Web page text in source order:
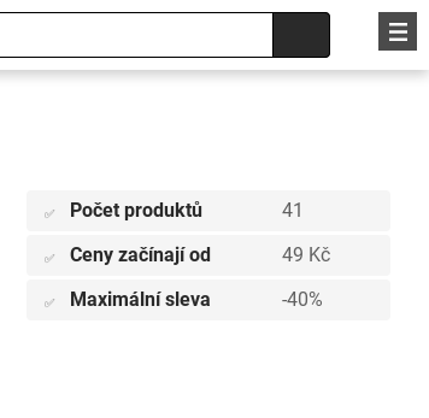
✅ Počet produktů 41
✅ Ceny začínají od 49 Kč
✅ Maximální sleva -40%